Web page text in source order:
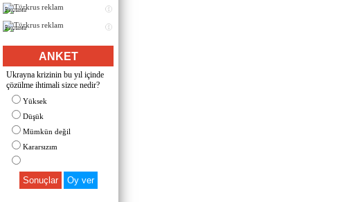
Реклама
Реклама
ANKET
Ukrayna krizinin bu yıl içinde
çözülme ihtimali sizce nedir?
Yüksek
Düşük
Mümkün değil
Kararsızım
Sonuçlar